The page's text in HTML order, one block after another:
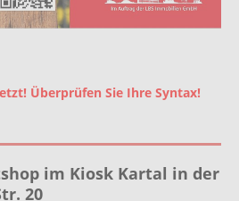
Überprüfen Sie Ihre Syntax!
im Kiosk Kartal in der
20